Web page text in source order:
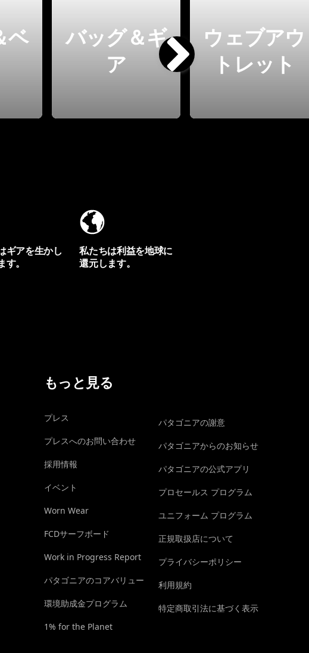
ベ
バッグ＆ギ
ア
ウェブアウ
トレット
ギアを生かし
。
私たちは利益を地球に
還元します。
もっと見る
プレス
プレスへのお問い合わせ
採用情報
イベント
Worn Wear
FCDサーフボード
Work in Progress Report
パタゴニアのコアバリュー
環境助成金プログラム
1% for the Planet
パタゴニアの謝意
パタゴニアからのお知らせ
パタゴニアの公式アプリ
プロセールス プログラム
ユニフォーム プログラム
正規取扱店について
プライバシーポリシー
利用規約
特定商取引法に基づく表示